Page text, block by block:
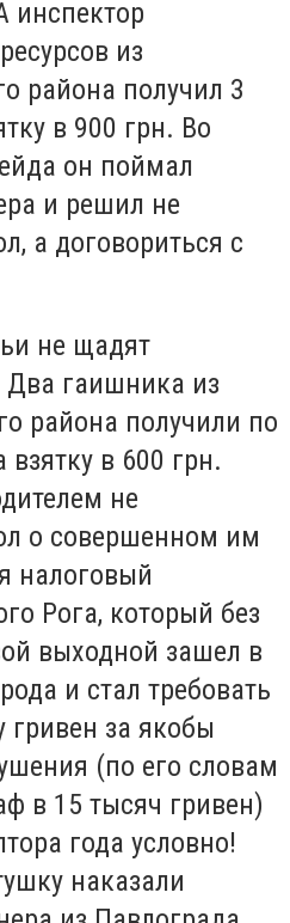
инспектор
из
района получил 3
в 900 грн. Во
он поймал
и решил не
а договориться с
не щадят
Два гаишника из
района получили по
в 600 грн.
не
о совершенном им
налоговый
Рога, который без
выходной зашел в
и стал требовать
гривен за якобы
(по его словам
в 15 тысяч гривен)
года условно!
наказали